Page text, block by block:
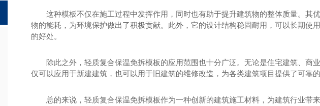
这种模板不仅在施工过程中发挥作用，同时也有助于提升建筑物的整体质量。其
物的能耗，为环境保护做出了积极贡献。此外，它的设计结构稳固耐用，可以长期使
的好处。
除此之外，轻质复合保温免拆模板的应用范围也十分广泛。无论是住宅建筑、商
仅可以应用于新建建筑，也可以用于旧建筑的维修改造，为各类建筑项目提供了可靠的
总的来说，轻质复合保温免拆模板作为一种创新的建筑施工材料，为建筑行业带